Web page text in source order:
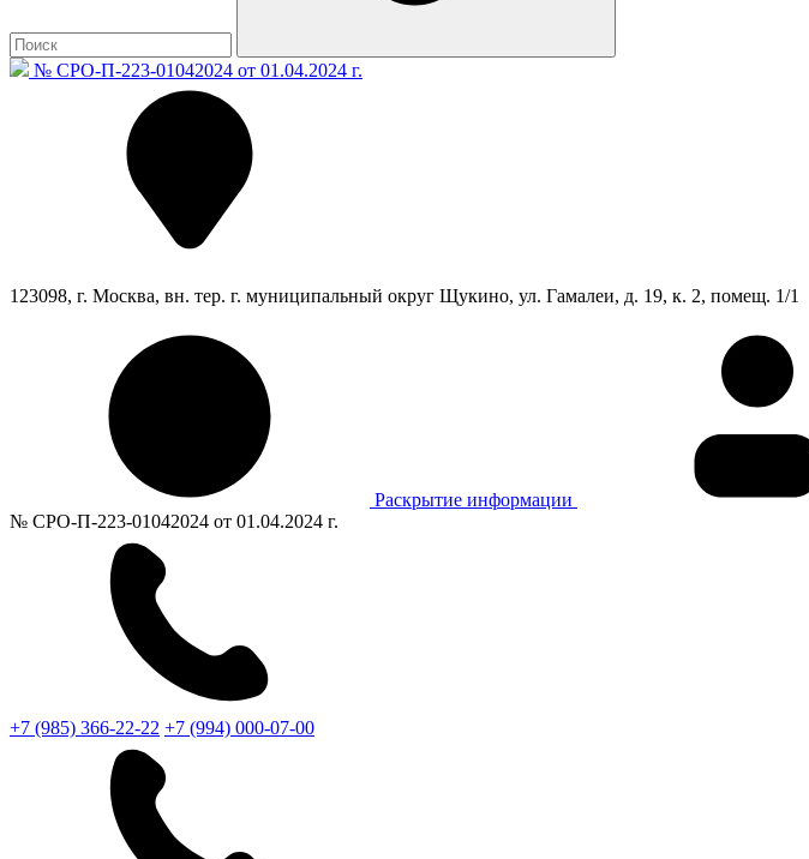
№ СРО-П-223-01042024 от 01.04.2024 г.
123098, г. Москва, вн. тер. г. муниципальный округ Щукино, ул. Гамалеи, д. 19, к. 2, помещ. 1/1
Раскрытие информации
№ СРО-П-223-01042024 от 01.04.2024 г.
+7 (985) 366-22-22 +7 (994) 000-07-00